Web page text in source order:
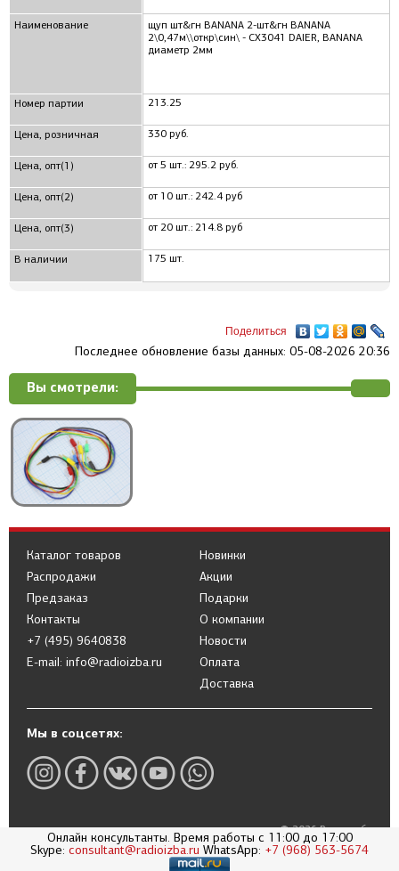
Наименование
Номер партии
Цена, розничная
Цена, опт(1)
Цена, опт(2)
Цена, опт(3)
В наличии
щуп шт&гн BANANA 2-шт&гн BANANA
2\0,47м\\откр\син\ - CX3041 DAIER, BANANA
диаметр 2мм
213.25
330 руб.
от 5 шт.: 295.2 руб.
от 10 шт.: 242.4 руб
от 20 шт.: 214.8 руб
175 шт.
Поделиться
Последнее обновление базы данных: 05-08-2026 20:36
Вы смотрели:
Каталог товаров
Распродажи
Предзаказ
Новинки
Акции
Подарки
Контакты
+7 (495) 9640838
E-mail: info@radioizba.ru
О компании
Новости
Оплата
Доставка
Мы в соцсетях:
© 2026 Радиоизба
Политика в отношении обработки
персональных данных
Онлайн консультанты. Время работы с 11:00 до 17:00
Skype: consultant@radioizba.ru WhatsApp: +7 (968) 563-5674